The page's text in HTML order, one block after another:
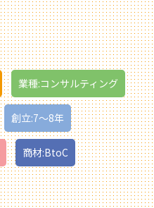
業種:コンサルティング
創立:7〜8年
商材:BtoC